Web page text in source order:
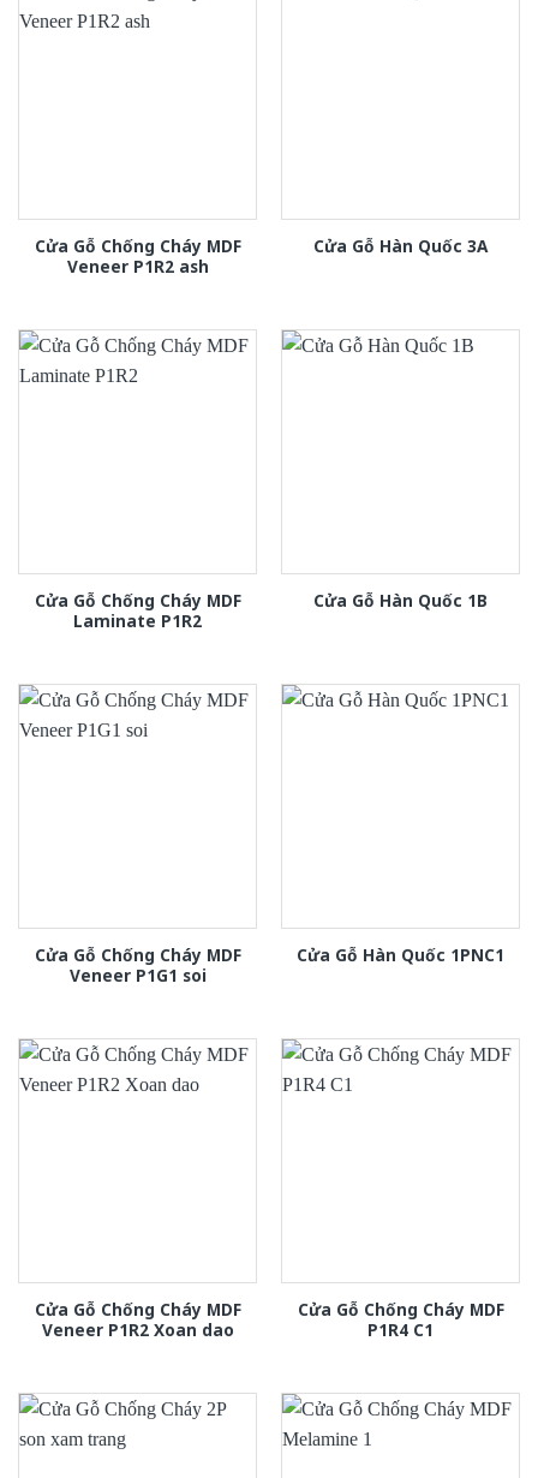
Cửa Gỗ Chống Cháy MDF
Veneer P1R2 ash
Cửa Gỗ Hàn Quốc 3A
Cửa Gỗ Chống Cháy MDF
Laminate P1R2
Cửa Gỗ Hàn Quốc 1B
Cửa Gỗ Chống Cháy MDF
Veneer P1G1 soi
Cửa Gỗ Hàn Quốc 1PNC1
Cửa Gỗ Chống Cháy MDF
Veneer P1R2 Xoan dao
Cửa Gỗ Chống Cháy MDF
P1R4 C1